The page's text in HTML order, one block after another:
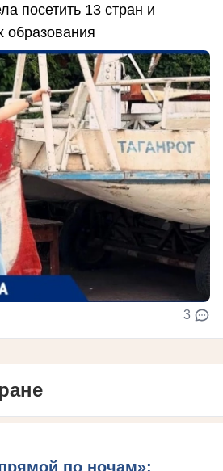
посетить 13 стран и
образования
3
по ночам»: